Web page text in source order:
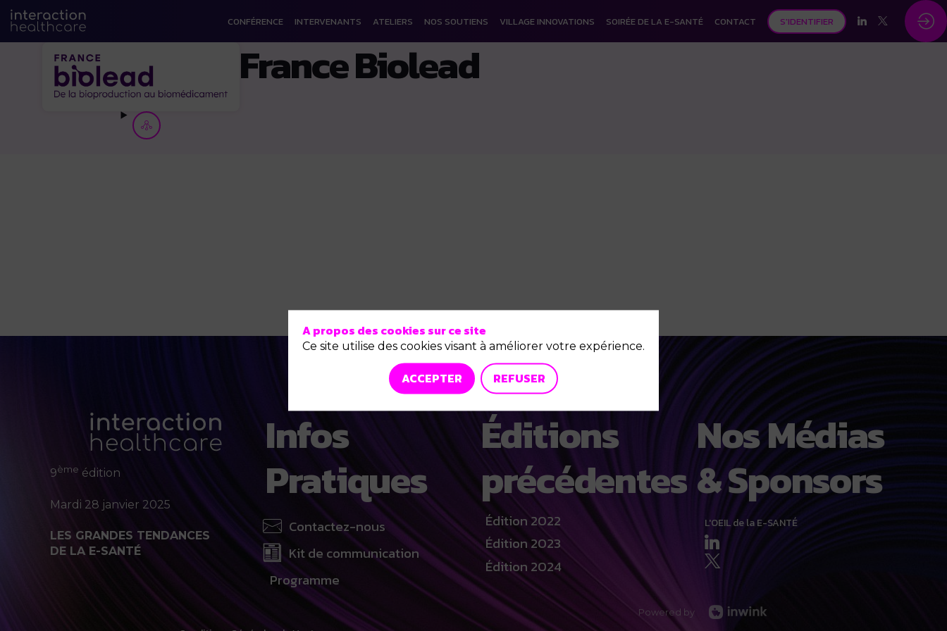
CONFÉRENCE INTERVENANTS ATELIERS NOS SOUTIENS VILLAGE INNOVATIONS SOIRÉE DE LA E-SANTÉ CONTACT S'IDENTIFIER
France Biolead
9ème édition
Mardi 28 janvier 2025
LES GRANDES TENDANCES
DE LA E-SANTÉ
Infos
Pratiques
Contactez-nous
Kit de communication
Programme
Éditions
précédentes
Édition 2022
Édition 2023
Édition 2024
Nos Médias
& Sponsors
L'OEIL de la E-SANTÉ
Powered by
A propos des cookies sur ce site
Ce site utilise des cookies visant à améliorer votre expérience.
ACCEPTER REFUSER